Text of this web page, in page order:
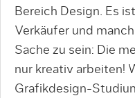
Bereich Design. Es
Verkäufer und
Sache zu sein: Die
nur kreativ arbeiten!
Grafikdesign-